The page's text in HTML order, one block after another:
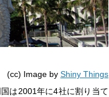
(cc) Image by Shiny Things
は2001年に4社に割り当て